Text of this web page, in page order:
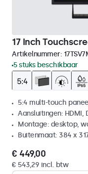
17 Inch
Artikelnummer:
5 stuks beschikbaar
5:4 multi-touch
Aansluitingen: HDMI,
Montage: desktop,
Buitenmaat: 384 x
€ 449,00
€ 543,29 incl. btw